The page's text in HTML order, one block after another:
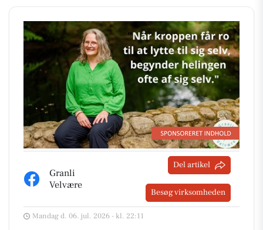
Granli
Velvære
Del artikel
Besøg virksomheden
Mandag d. 06. jul. 2026 - kl. 22:11